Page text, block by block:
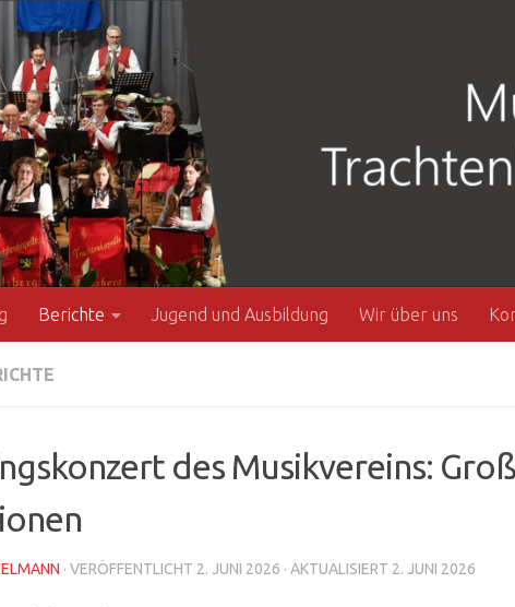
Berichte Jugend und Ausbildung Wir über uns
des Musikvereins:
· VERÖFFENTLICHT 2. JUNI 2026 · AKTUALISIERT 2. JUNI 2026